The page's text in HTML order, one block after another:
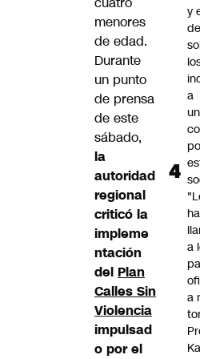
menores
de edad.
Durante
un punto
de prensa
de este
sábado,
la
autoridad
regional
criticó la
impleme
ntación
del Plan
Calles Sin
Violencia
impulsad
o por el
y
a
a
a